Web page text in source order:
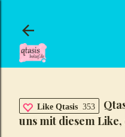
Like Qtasis 353
uns mit diesem Like,